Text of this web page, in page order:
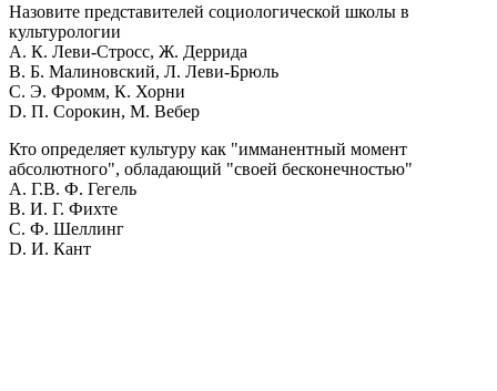
Назовите представителей социологической школы в
культурологии
A. К. Леви-Стросс, Ж. Деррида
B. Б. Малиновский, Л. Леви-Брюль
C. Э. Фромм, К. Хорни
D. П. Сорокин, М. Вебер
Кто определяет культуру как "имманентный момент
абсолютного", обладающий "своей бесконечностью"
A. Г.В. Ф. Гегель
B. И. Г. Фихте
C. Ф. Шеллинг
D. И. Кант